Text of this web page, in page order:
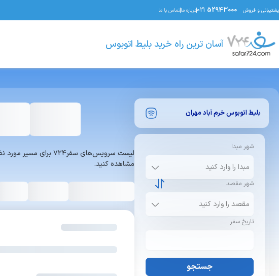
پشتیبانی و فروش 021 52943000 درباره ماتماس با ما
آسان ترین راه خرید بلیط اتوبوس
بلیط اتوبوسخرم آباد مهران
شهر مبدا
شهر مقصد
تاریخ سفر
جستجو
لیست سرویس‌های
مشاهده کنید.